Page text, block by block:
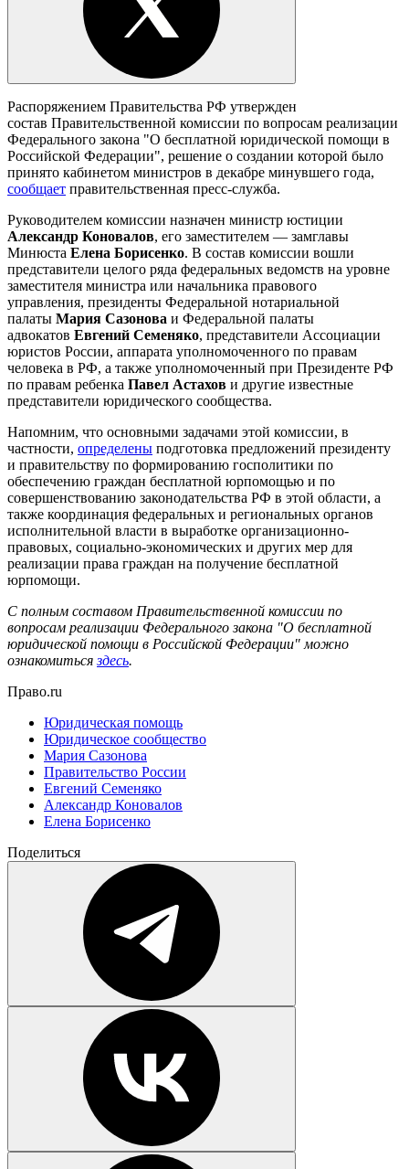
Распоряжением Правительства РФ утвержден
состав Правительственной комиссии по вопросам реализации
Федерального закона "О бесплатной юридической помощи в
Российской Федерации", решение о создании которой было
принято кабинетом министров в декабре минувшего года,
сообщает правительственная пресс-служба.
Руководителем комиссии назначен министр юстиции
Александр Коновалов, его заместителем — замглавы
Минюста Елена Борисенко. В состав комиссии вошли
представители целого ряда федеральных ведомств на уровне
заместителя министра или начальника правового
управления, президенты Федеральной нотариальной
палаты Мария Сазонова и Федеральной палаты
адвокатов Евгений Семеняко, представители Ассоциации
юристов России, аппарата уполномоченного по правам
человека в РФ, а также уполномоченный при Президенте РФ
по правам ребенка Павел Астахов и другие известные
представители юридического сообщества.
Напомним, что основными задачами этой комиссии, в
частности, определены подготовка предложений президенту
и правительству по формированию госполитики по
обеспечению граждан бесплатной юрпомощью и по
совершенствованию законодательства РФ в этой области, а
также координация федеральных и региональных органов
исполнительной власти в выработке организационно-
правовых, социально-экономических и других мер для
реализации права граждан на получение бесплатной
юрпомощи.
С полным составом Правительственной комиссии по
вопросам реализации Федерального закона "О бесплатной
юридической помощи в Российской Федерации" можно
ознакомитьсяздесь.
Право.ru
Юридическая помощь
Юридическое сообщество
Мария Сазонова
Правительство России
Евгений Семеняко
Александр Коновалов
Елена Борисенко
Поделиться